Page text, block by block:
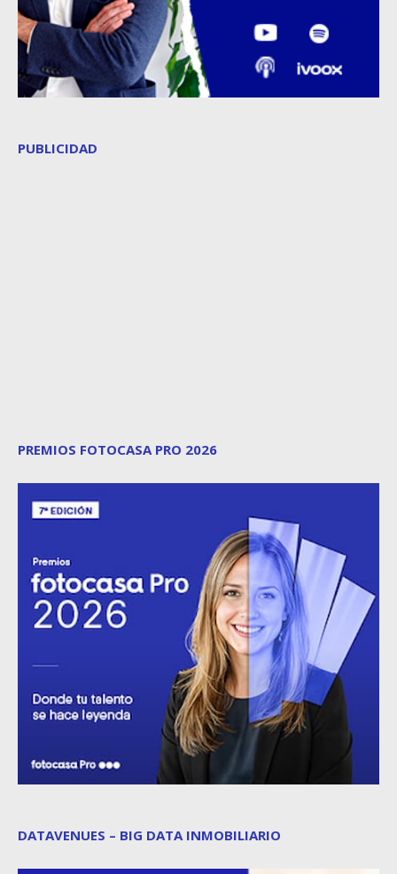
PUBLICIDAD
PREMIOS FOTOCASA PRO 2026
DATAVENUES – BIG DATA INMOBILIARIO